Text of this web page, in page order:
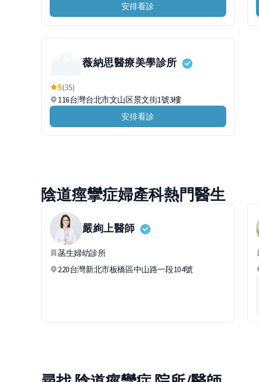
安排看診
薇納思醫療美學診所
5(35)
116台灣台北市文山区景文街1號3樓
安排看診
陰道痙攣症婦產科熱門醫生
嚴絢上醫師
菡生婦幼診所
220台灣新北市板橋區中山路一段104號